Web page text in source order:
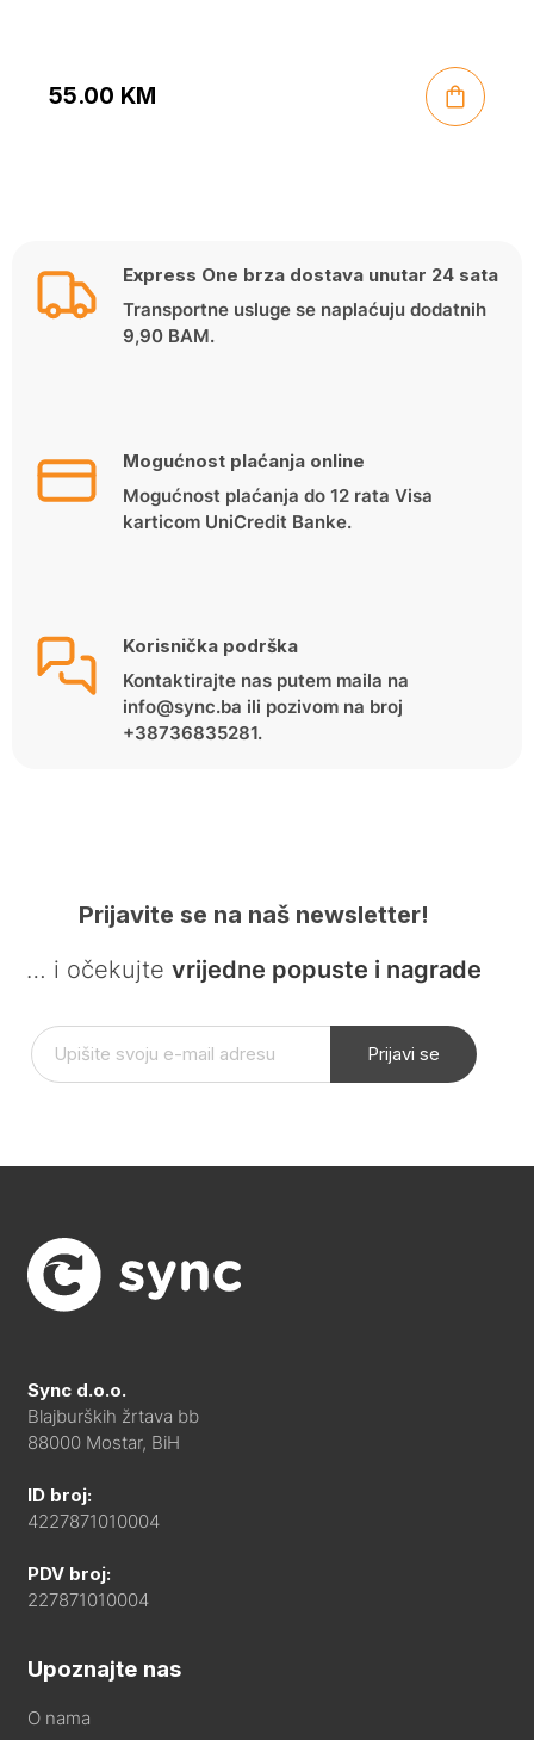
55.00 KM
Express One brza dostava unutar 24 sata
Transportne usluge se naplaćuju dodatnih
9,90 BAM.
Mogućnost plaćanja online
Mogućnost plaćanja do 12 rata Visa
karticom UniCredit Banke.
Korisnička podrška
Kontaktirajte nas putem maila na
info@sync.ba ili pozivom na broj
+38736835281.
Prijavite se na naš newsletter!
… i očekujte vrijedne popuste i nagrade
Prijavi se
Sync d.o.o.
Blajburških žrtava bb
88000 Mostar, BiH
ID broj:
4227871010004
PDV broj:
227871010004
Upoznajte nas
O nama